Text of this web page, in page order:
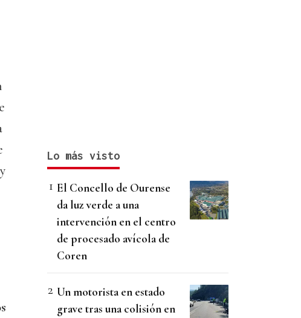
Lo más visto
El Concello de Ourense
da luz verde a una
intervención en el centro
de procesado avícola de
Coren
Un motorista en estado
grave tras una colisión en